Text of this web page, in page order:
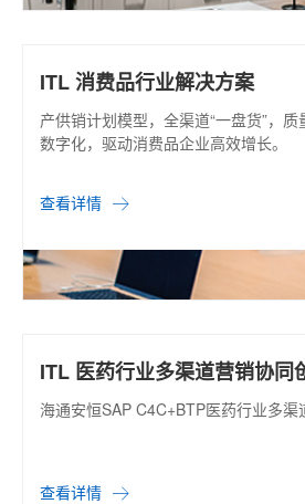
ITL 消费品行业解决方案
产供销计划模型，全渠道“一盘货”，
数字化，驱动消费品企业高效增长。
查看详情
ITL 医药行业多渠道营销协同
海通安恒SAP C4C+BTP医药行业多
查看详情